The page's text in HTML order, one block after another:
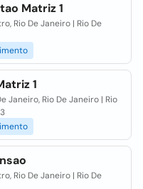
Matriz 1
Rio De Janeiro | Rio De
1
Janeiro, Rio De Janeiro | Rio
Rio De Janeiro | Rio De